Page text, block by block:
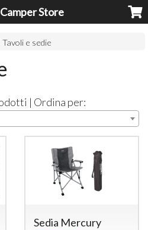
Store
Tavoli e sedie
| Ordina per:
Sedia Mercury